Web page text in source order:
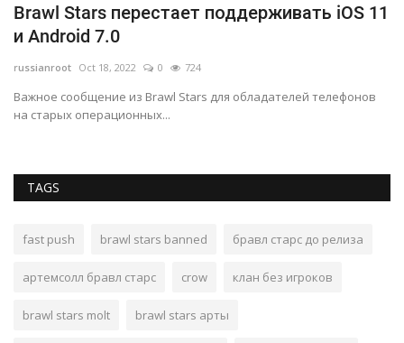
Brawl Stars перестает поддерживать iOS 11
и Android 7.0
russianroot Oct 18, 2022 0 724
Важное сообщение из Brawl Stars для обладателей телефонов
на старых операционных...
TAGS
fast push brawl stars banned бравл старс до релиза
артемсолл бравл старс crow клан без игроков
brawl stars molt brawl stars арты